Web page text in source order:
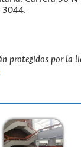
3044.
protegidos por la